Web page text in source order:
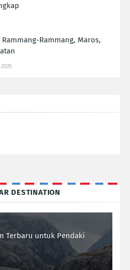
Rammang, Maros,
DESTINATION
Terbaru untuk Pendaki